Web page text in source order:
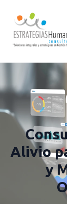
Alivio
y